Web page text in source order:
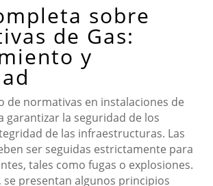
sobre
de Gas:
y
de normativas en instalaciones de
garantizar la seguridad de los
de las infraestructuras. Las
ser seguidas estrictamente para
tales como fugas o explosiones.
se presentan algunos principios